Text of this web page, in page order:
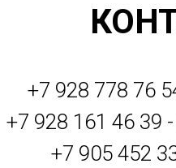
+7 928 778 76
+7 928 161 46 39
+7 905 452